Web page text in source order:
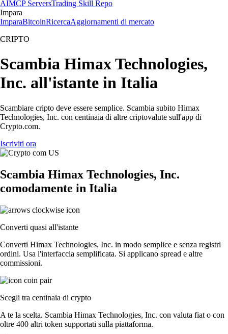
AIMCP ServersTrading Skill Repo
Impara
ImparaBitcoinRicercaAggiornamenti di mercato
CRIPTO
Scambia Himax Technologies,
Inc. all'istante in Italia
Scambiare cripto deve essere semplice. Scambia subito Himax
Technologies, Inc. con centinaia di altre criptovalute sull'app di
Crypto.com.
Iscriviti ora
Scambia Himax Technologies, Inc.
comodamente in Italia
Converti quasi all'istante
Converti Himax Technologies, Inc. in modo semplice e senza registri
ordini. Usa l'interfaccia semplificata. Si applicano spread e altre
commissioni.
Scegli tra centinaia di crypto
A te la scelta. Scambia Himax Technologies, Inc. con valuta fiat o con
oltre 400 altri token supportati sulla piattaforma.